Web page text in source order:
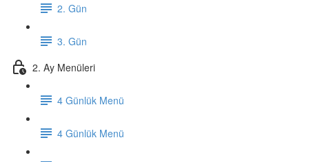
2. Gün
3. Gün
2. Ay Menüleri
4 Günlük Menü
4 Günlük Menü